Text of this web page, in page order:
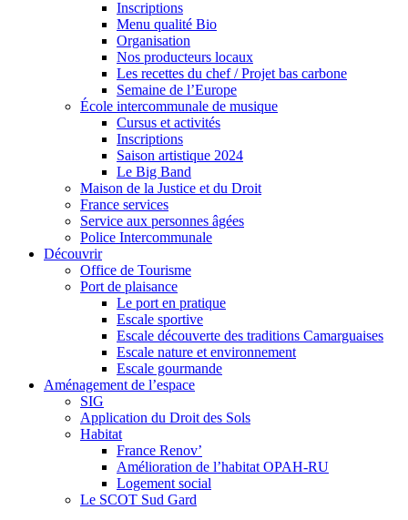
Inscriptions
Menu qualité Bio
Organisation
Nos producteurs locaux
Les recettes du chef / Projet bas carbone
Semaine de l’Europe
École intercommunale de musique
Cursus et activités
Inscriptions
Saison artistique 2024
Le Big Band
Maison de la Justice et du Droit
France services
Service aux personnes âgées
Police Intercommunale
Découvrir
Office de Tourisme
Port de plaisance
Le port en pratique
Escale sportive
Escale découverte des traditions Camarguaises
Escale nature et environnement
Escale gourmande
Aménagement de l’espace
SIG
Application du Droit des Sols
Habitat
France Renov’
Amélioration de l’habitat OPAH-RU
Logement social
Le SCOT Sud Gard